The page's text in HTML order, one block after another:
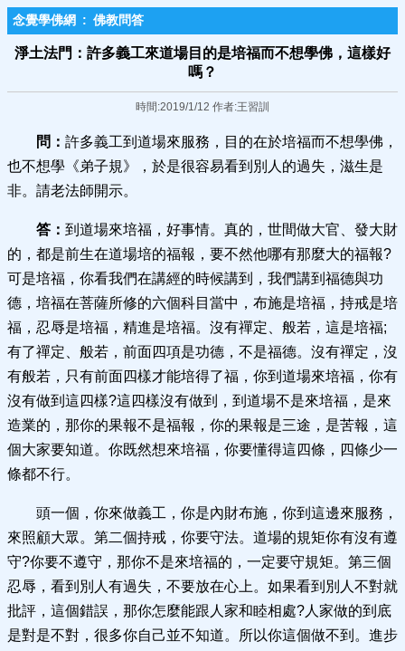
念覺學佛網 : 佛教問答
淨土法門：許多義工來道場目的是培福而不想學佛，這樣好
嗎？
時間:2019/1/12 作者:王習訓
問： 許多義工到道場來服務，目的在於培福而不想學佛，
也不想學《弟子規》，於是很容易看到別人的過失，滋生是
非。請老法師開示。
答： 到道場來培福，好事情。真的，世間做大官、發大財
的，都是前生在道場培的福報，要不然他哪有那麼大的福報?
可是培福，你看我們在講經的時候講到，我們講到福德與功
德，培福在菩薩所修的六個科目當中，布施是培福，持戒是培
福，忍辱是培福，精進是培福。沒有禪定、般若，這是培福;
有了禪定、般若，前面四項是功德，不是福德。沒有禪定，沒
有般若，只有前面四樣才能培得了福，你到道場來培福，你有
沒有做到這四樣?這四樣沒有做到，到道場不是來培福，是來
造業的，那你的果報不是福報，你的果報是三途，是苦報，這
個大家要知道。你既然想來培福，你要懂得這四條，四條少一
條都不行。
頭一個，你來做義工，你是內財布施，你到這邊來服務，
來照顧大眾。第二個持戒，你要守法。道場的規矩你有沒有遵
守?你要不遵守，那你不是來培福的，一定要守規矩。第三個
忍辱，看到別人有過失，不要放在心上。如果看到別人不對就
批評，這個錯誤，那你怎麼能跟人家和睦相處?人家做的到底
是對是不對，很多你自己並不知道。所以你這個做不到。進步